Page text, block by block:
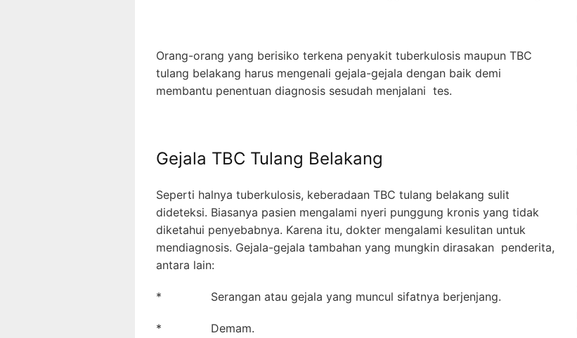
Orang-orang yang berisiko terkena penyakit tuberkulosis maupun TBC
tulang belakang harus mengenali gejala-gejala dengan baik demi
membantu penentuan diagnosis sesudah menjalani tes.
Gejala TBC Tulang Belakang
Seperti halnya tuberkulosis, keberadaan TBC tulang belakang sulit
dideteksi. Biasanya pasien mengalami nyeri punggung kronis yang tidak
diketahui penyebabnya. Karena itu, dokter mengalami kesulitan untuk
mendiagnosis. Gejala-gejala tambahan yang mungkin dirasakan penderita,
antara lain:
* Serangan atau gejala yang muncul sifatnya berjenjang.
* Demam.